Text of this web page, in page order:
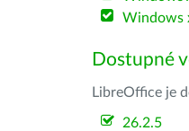
Windows
Dostupné
LibreOffice je
26.2.5